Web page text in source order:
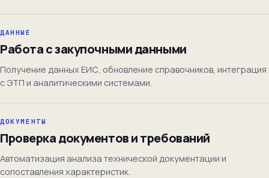
ДАННЫЕ
Работа с закупочными данными
Получение данных ЕИС, обновление справочников, интеграция
с ЭТП и аналитическими системами.
ДОКУМЕНТЫ
Проверка документов и требований
Автоматизация анализа технической документации и
сопоставления характеристик.